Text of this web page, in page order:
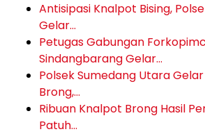
Antisipasi Knalpot Bising,
Gelar…
Petugas Gabungan
Sindangbarang Gelar…
Polsek Sumedang Utara
Brong,…
Ribuan Knalpot Brong Hasil
Patuh…